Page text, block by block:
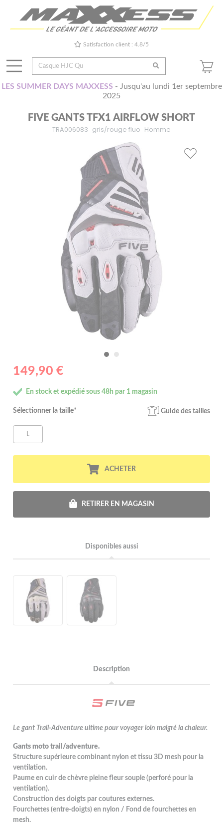
Satisfaction client : 4.8/5
LES SUMMER DAYS MAXXESS - Jusqu'au lundi 1er septembre
2025
FIVE GANTS TFX1 AIRFLOW SHORT
TRA006083 gris/rouge fluo Homme
149,90 €
En stock et expédié sous 48h par 1 magasin
Sélectionner la taille* Guide des tailles
L
ACHETER
RETIRER EN MAGASIN
Disponibles aussi
Description
Le gant Trail-Adventure ultime pour voyager loin malgré la chaleur.
Gants moto trail/adventure.
Structure supérieure combinant nylon et tissu 3D mesh pour la
ventilation.
Paume en cuir de chèvre pleine fleur souple (perforé pour la
ventilation).
Construction des doigts par coutures externes.
Fourchettes (entre-doigts) en nylon / Fond de fourchettes en
mesh.